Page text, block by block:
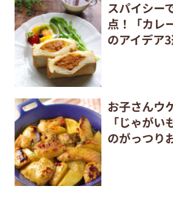
スパイシー
点！「カレ
のアイデア
お子さんウ
「じゃがい
のがっつり